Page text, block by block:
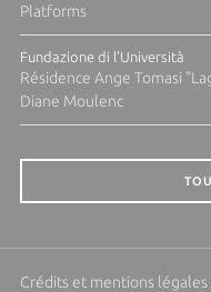
Platforms
Fundazione di l'Università
Résidence Ange Tomasi
Diane Moulenc
Crédits et mentions légales